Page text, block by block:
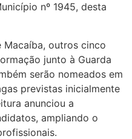
nº 1945, desta
outros cinco
junto à Guarda
serão nomeados em
previstas inicialmente
anunciou a
ampliando o